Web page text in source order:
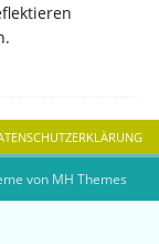
von MH Themes